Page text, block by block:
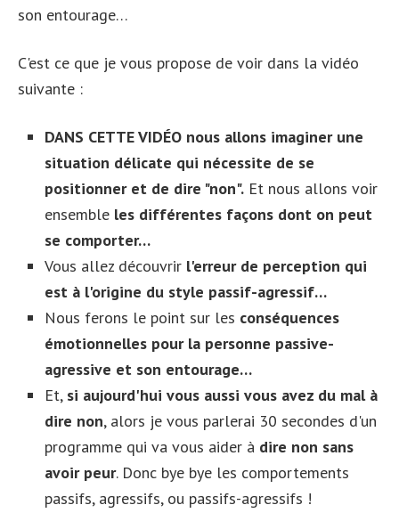
son entourage…
C'est ce que je vous propose de voir dans la vidéo
suivante :
DANS CETTE VIDÉO nous allons imaginer une
situation délicate qui nécessite de se
positionner et de dire "non". Et nous allons voir
ensemble les différentes façons dont on peut
se comporter…
Vous allez découvrir l'erreur de perception qui
est à l'origine du style passif-agressif…
Nous ferons le point sur les conséquences
émotionnelles pour la personne passive-
agressive et son entourage…
Et, si aujourd'hui vous aussi vous avez du mal à
dire non, alors je vous parlerai 30 secondes d'un
programme qui va vous aider à dire non sans
avoir peur. Donc bye bye les comportements
passifs, agressifs, ou passifs-agressifs !